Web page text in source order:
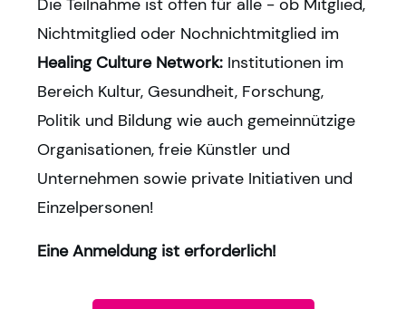
Die Teilnahme ist offen für alle - ob Mitglied,
Nichtmitglied oder Nochnichtmitglied im
Healing Culture Network: Institutionen im
Bereich Kultur, Gesundheit, Forschung,
Politik und Bildung wie auch gemeinnützige
Organisationen, freie Künstler und
Unternehmen sowie private Initiativen und
Einzelpersonen!
Eine Anmeldung ist erforderlich!